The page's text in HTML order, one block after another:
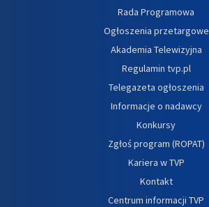
Rada Programowa
Ogłoszenia przetargowe
Akademia Telewizyjna
Regulamin tvp.pl
Telegazeta ogłoszenia
Informacje o nadawcy
Konkursy
Zgłoś program (ROPAT)
Kariera w TVP
Kontakt
Centrum informacji TVP